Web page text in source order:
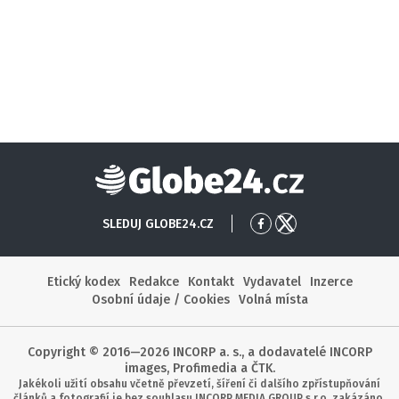
Globe24
SLEDUJ GLOBE24.CZ
PřejítPřejít
Etický kodex
Redakce Kontakt Vydavatel
Inzerce
Osobní údaje / Cookies
Volná místa
Copyright © 2016—2026 INCORP a. s., a dodavatelé INCORP
images, Profimedia a ČTK.
Jakékoli užití obsahu včetně převzetí, šíření či dalšího zpřístupňování